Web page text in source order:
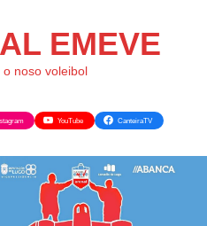
EMEVE
noso voleibol
YouTube CanteiraTV